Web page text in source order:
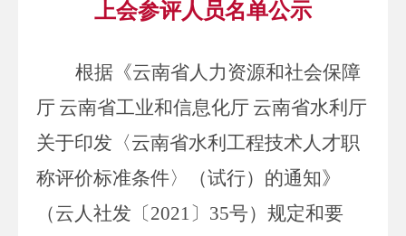
上会参评人员名单公示
根据《云南省人力资源和社会保障
厅 云南省工业和信息化厅 云南省水利厅
关于印发 〈云南省水利工程技术人才职
称评价标准条件〉 （试行） 的通知》
（云人社发〔2021〕 35号） 规定和要